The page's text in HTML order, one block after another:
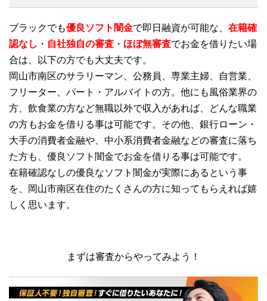
ブラックでも優良ソフト闇金で即日融資が可能な、 在籍確
認なし ・ 自社独自の審査 ・ ほぼ無審査でお金を借りたい場
合は、以下の方でも大丈夫です。
岡山市南区のサラリーマン、公務員、専業主婦、自営業、
フリーター、パート・アルバイトの方。他にも風俗業界の
方、飲食業の方など無職以外で収入があれば、どんな職業
の方もお金を借りる事は可能です。その他、銀行ローン・
大手の消費者金融や、中小系消費者金融などの審査に落ち
た方も、優良ソフト闇金でお金を借りる事は可能です。
在籍確認なしの優良なソフト闇金が実際にあるという事
を、岡山市南区在住のたくさんの方に知ってもらえれば嬉
しく思います。
まずは審査からやってみよう！